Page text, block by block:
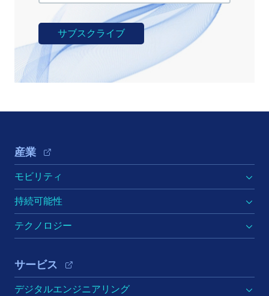
Footer Navigation
産業
モビリティ
持続可能性
テクノロジー
サービス
デジタルエンジニアリング